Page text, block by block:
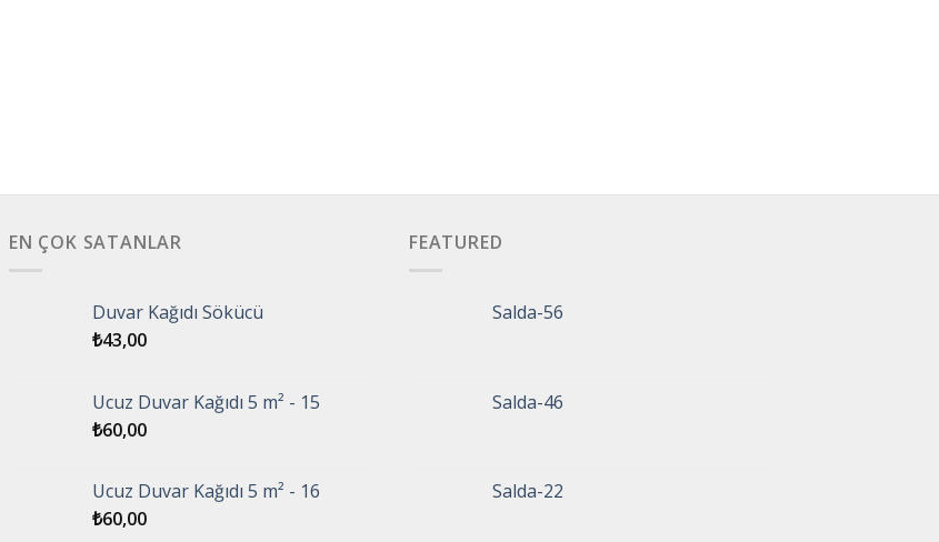
EN ÇOK SATANLAR
Duvar Kağıdı Sökücü
₺43,00
Ucuz Duvar Kağıdı 5 m² - 15
₺60,00
Ucuz Duvar Kağıdı 5 m² - 16
₺60,00
FEATURED
Salda-56
Salda-46
Salda-22